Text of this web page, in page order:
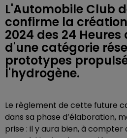
L'Automobile Club
confirme la
2024 des 24 Heures
d'une catégorie
prototypes
l'hydrogène.
Le règlement de cette future
dans sa phase d’élaboration,
prise : il y aura bien, à compter